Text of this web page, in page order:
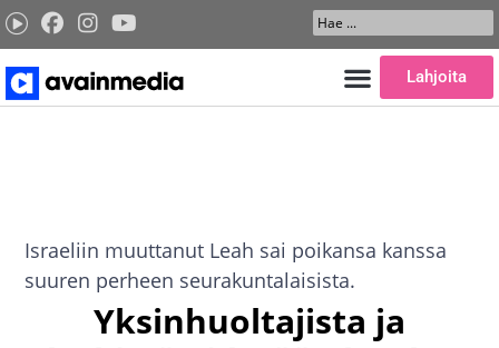
Siirry
sisältöön
Search
...
Lahjoita
Israeliin muuttanut Leah sai poikansa kanssa
suuren perheen seurakuntalaisista.
Yksinhuoltajista ja